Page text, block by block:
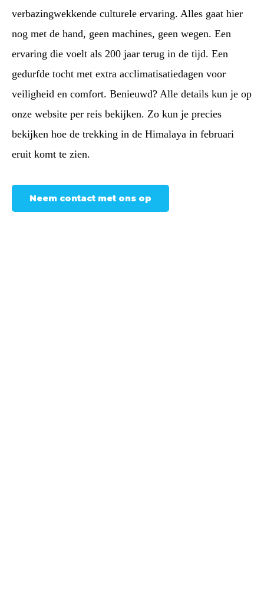
verbazingwekkende culturele ervaring. Alles gaat hier
nog met de hand, geen machines, geen wegen. Een
ervaring die voelt als 200 jaar terug in de tijd. Een
gedurfde tocht met extra acclimatisatiedagen voor
veiligheid en comfort. Benieuwd? Alle details kun je op
onze website per reis bekijken. Zo kun je precies
bekijken hoe de trekking in de Himalaya in februari
eruit komt te zien.
Neem contact met ons op